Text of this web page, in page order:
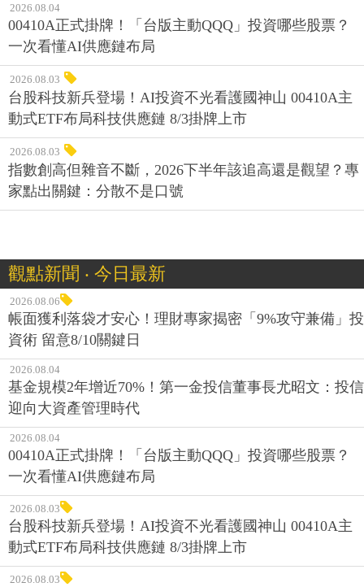
2026.08.04
00410A正式掛牌！「台版主動QQQ」投資哪些股票？
一次看懂AI供應鏈布局
2026.08.03
台股科技新兵登場！AI投資不光看護國神山 00410A主
動式ETF布局科技供應鏈 8/3掛牌上市
2026.08.03
指數創高但雜音不斷，2026下半年該追高還是觀望？專
家點出關鍵：分散不是口號
觀點新聞 ‧ 今日最新
2026.08.06
帳面獲利落袋才安心！理財專家揭密「9%攻守兼備」投
資術 留意8/10關鍵日
2026.08.04
基金規模2年增近70%！第一金投信董事長尤昭文：投信
迎向大資產管理時代
2026.08.04
00410A正式掛牌！「台版主動QQQ」投資哪些股票？
一次看懂AI供應鏈布局
2026.08.03
台股科技新兵登場！AI投資不光看護國神山 00410A主
動式ETF布局科技供應鏈 8/3掛牌上市
2026.08.03